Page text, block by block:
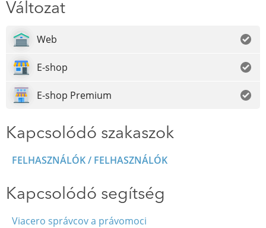
Változat
Web
E-shop
E-shop Premium
Kapcsolódó szakaszok
FELHASZNÁLÓK / FELHASZNÁLÓK
Kapcsolódó segítség
Viacero správcov a právomoci